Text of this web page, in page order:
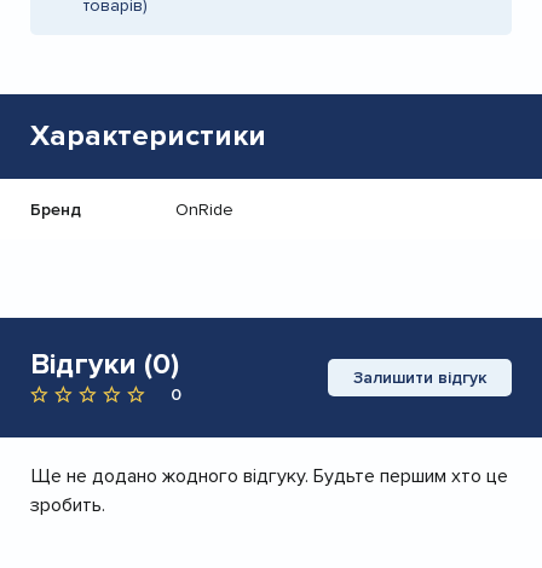
товарів)
Характеристики
Бренд OnRide
Відгуки (0)
0
Залишити відгук
Ще не додано жодного відгуку. Будьте першим хто це
зробить.